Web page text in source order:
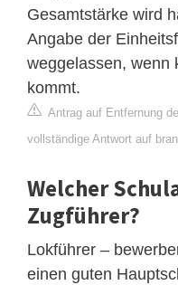
Gesamtstärke wird
Angabe der
weggelassen, wenn
kommt.
Antrag auf Entfernung
vollständige Antwort auf
Welcher
Zugführer?
Lokführer –
einen guten